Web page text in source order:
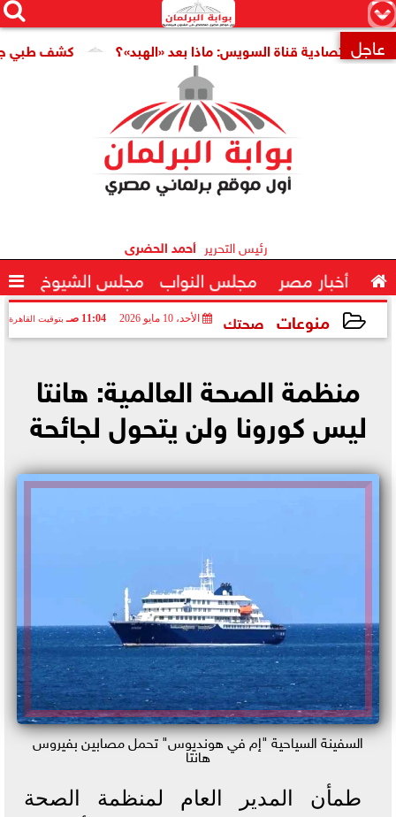
×


 عاجل كشف طبي جديد قناة السويس: ماذا بعد «الهبد»؟
رئيس التحرير أحمد الحضرى
 أخبار مصر مجلس النواب مجلس الشيوخ 
منوعات صحتك الأحد، 10 مايو 2026 11:04 صـ بتوقيت القاهرة
منظمة الصحة العالمية: هانتا
ليس كورونا ولن يتحول لجائحة
السفينة السياحية "إم في هونديوس" تحمل مصابين بفيروس
هانتا
طمأن المدير العام لمنظمة الصحة